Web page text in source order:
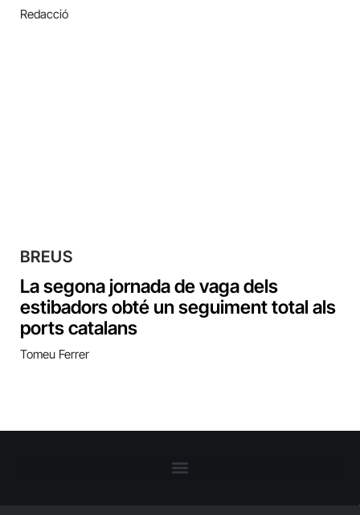
Redacció
BREUS
La segona jornada de vaga dels
estibadors obté un seguiment total als
ports catalans
Tomeu Ferrer